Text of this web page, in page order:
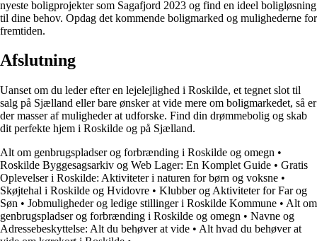
nyeste boligprojekter som Sagafjord 2023 og find en ideel boligløsning
til dine behov. Opdag det kommende boligmarked og mulighederne for
fremtiden.
Afslutning
Uanset om du leder efter en lejelejlighed i Roskilde, et tegnet slot til
salg på Sjælland eller bare ønsker at vide mere om boligmarkedet, så er
der masser af muligheder at udforske. Find din drømmebolig og skab
dit perfekte hjem i Roskilde og på Sjælland.
Alt om genbrugspladser og forbrænding i Roskilde og omegn •
Roskilde Byggesagsarkiv og Web Lager: En Komplet Guide • Gratis
Oplevelser i Roskilde: Aktiviteter i naturen for børn og voksne •
Skøjtehal i Roskilde og Hvidovre • Klubber og Aktiviteter for Far og
Søn • Jobmuligheder og ledige stillinger i Roskilde Kommune • Alt om
genbrugspladser og forbrænding i Roskilde og omegn • Navne og
Adressebeskyttelse: Alt du behøver at vide • Alt hvad du behøver at